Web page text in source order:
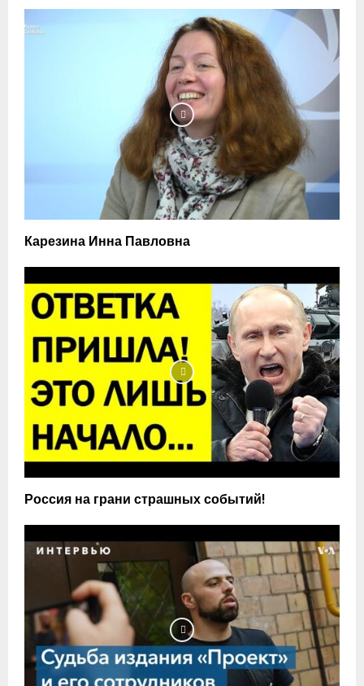
Карезина Инна Павловна
Россия на грани страшных событий!